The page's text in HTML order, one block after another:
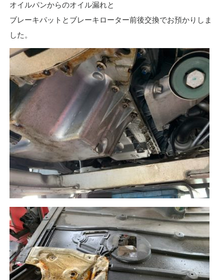
オイルパンからのオイル漏れと
ブレーキパットとブレーキローター前後交換でお預かりしま
した。